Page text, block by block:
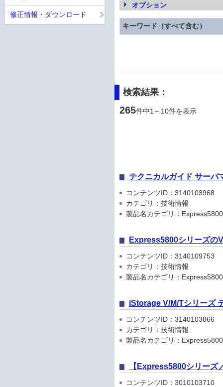
オプション
キーワード（すべて含む）
検索結果：
265件中1～10件を表示
テクニカルガイド サーバ
コンテンツID：3140103968
カテゴリ：技術情報
製品名カテゴリ：
Express5800シリーズの
コンテンツID：3140109753
カテゴリ：技術情報
製品名カテゴリ：
iStorage V/M/Tシリーズ
コンテンツID：3140103866
カテゴリ：技術情報
製品名カテゴリ：
【Express5800シリー
コンテンツID：3010103710
修正情報・ダウンロード